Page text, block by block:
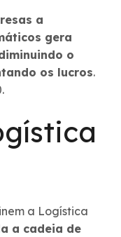
a
gera
o
os lucros.
a Logística
a cadeia de